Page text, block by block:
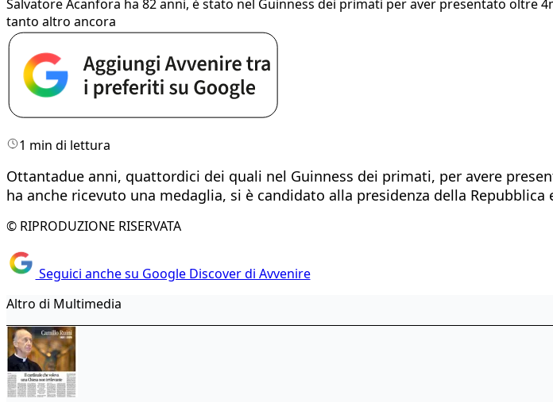
Salvatore Acanfora ha 82 anni, è stato nel Guinness dei primati per aver presentato oltre
tanto altro ancora
1 min di lettura
Ottantadue anni, quattordici dei quali nel Guinness dei primati, per avere
ha anche ricevuto una medaglia, si è candidato alla presidenza della
© RIPRODUZIONE RISERVATA
Seguici anche su Google Discover di Avvenire
Altro di Multimedia